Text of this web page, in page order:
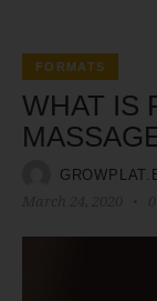
FORMATS
WHAT IS